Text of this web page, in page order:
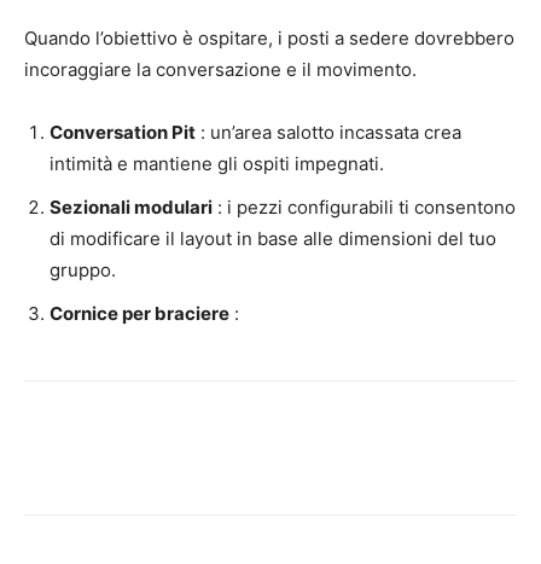
Quando l’obiettivo è ospitare, i posti a sedere dovrebbero
incoraggiare la conversazione e il movimento.
Conversation Pit : un’area salotto incassata crea
intimità e mantiene gli ospiti impegnati.
Sezionali modulari : i pezzi configurabili ti consentono
di modificare il layout in base alle dimensioni del tuo
gruppo.
Cornice per braciere :